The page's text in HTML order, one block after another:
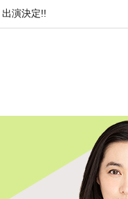
演決定!!